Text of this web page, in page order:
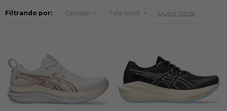
Filtrando por: Calzado Talle 0093 Quitar filtros